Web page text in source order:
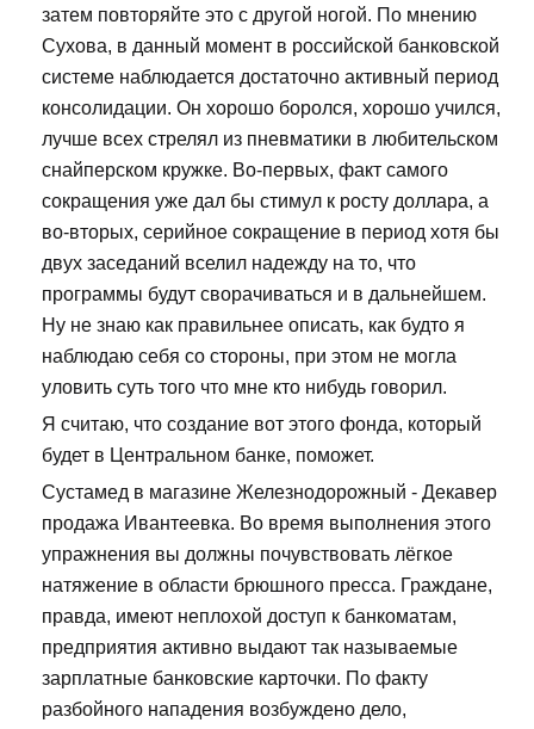
затем повторяйте это с другой ногой. По мнению
Сухова, в данный момент в российской банковской
системе наблюдается достаточно активный период
консолидации. Он хорошо боролся, хорошо учился,
лучше всех стрелял из пневматики в любительском
снайперском кружке. Во-первых, факт самого
сокращения уже дал бы стимул к росту доллара, а
во-вторых, серийное сокращение в период хотя бы
двух заседаний вселил надежду на то, что
программы будут сворачиваться и в дальнейшем.
Ну не знаю как правильнее описать, как будто я
наблюдаю себя со стороны, при этом не могла
уловить суть того что мне кто нибудь говорил.
Я считаю, что создание вот этого фонда, который
будет в Центральном банке, поможет.
Сустамед в магазине Железнодорожный - Декавер
продажа Ивантеевка. Во время выполнения этого
упражнения вы должны почувствовать лёгкое
натяжение в области брюшного пресса. Граждане,
правда, имеют неплохой доступ к банкоматам,
предприятия активно выдают так называемые
зарплатные банковские карточки. По факту
разбойного нападения возбуждено дело,